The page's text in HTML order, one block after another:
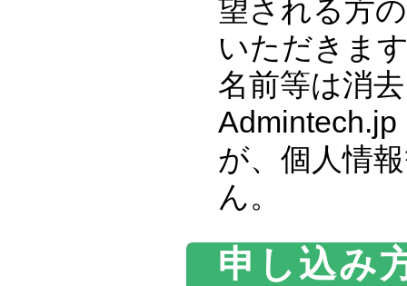
望される方
いただきま
名前等は消
Admintech.jp
が、個人情
ん。
申し込み